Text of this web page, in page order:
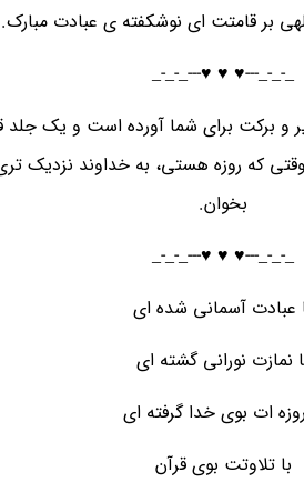
بر قامتت ای نوشکفته ی عبادت مبارک.
_-_-_---♥️ ♥️ ♥️---_-_-_
و برکت برای شما آورده است و یک جلد
که روزه هستی، به خداوند نزدیک
بخوان.
_-_-_---♥️ ♥️ ♥️---_-_-_
عبادت آسمانی شده ای
نمازت نورانی گشته ای
ات بوی خدا گرفته ای
با تلاوتت بوی قرآن